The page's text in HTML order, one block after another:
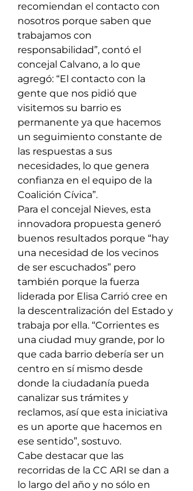
recomiendan el contacto con
nosotros porque saben que
trabajamos con
responsabilidad”, contó el
concejal Calvano, a lo que
agregó: “El contacto con la
gente que nos pidió que
visitemos su barrio es
permanente ya que hacemos
un seguimiento constante de
las respuestas a sus
necesidades, lo que genera
confianza en el equipo de la
Coalición Cívica”.
Para el concejal Nieves, esta
innovadora propuesta generó
buenos resultados porque “hay
una necesidad de los vecinos
de ser escuchados” pero
también porque la fuerza
liderada por Elisa Carrió cree en
la descentralización del Estado y
trabaja por ella. “Corrientes es
una ciudad muy grande, por lo
que cada barrio debería ser un
centro en sí mismo desde
donde la ciudadanía pueda
canalizar sus trámites y
reclamos, así que esta iniciativa
es un aporte que hacemos en
ese sentido”, sostuvo.
Cabe destacar que las
recorridas de la CC ARI se dan a
lo largo del año y no sólo en